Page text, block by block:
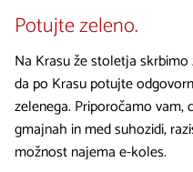
Potujte zeleno.
Na Krasu že stoletja
da po Krasu potujte
zelenega. Priporočamo
gmajnah in med suhozidi,
možnost najema e-koles.